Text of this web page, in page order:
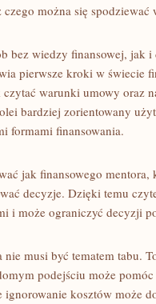
można się
bez wiedzy finansowej, jak
pierwsze kroki w świecie
warunki umowy oraz
bardziej zorientowany
formami finansowania.
jak finansowego mentora,
decyzje. Dzięki temu
i może ograniczyć decyzji
musi być tematem tabu.
podejściu może pomóc
kosztów może